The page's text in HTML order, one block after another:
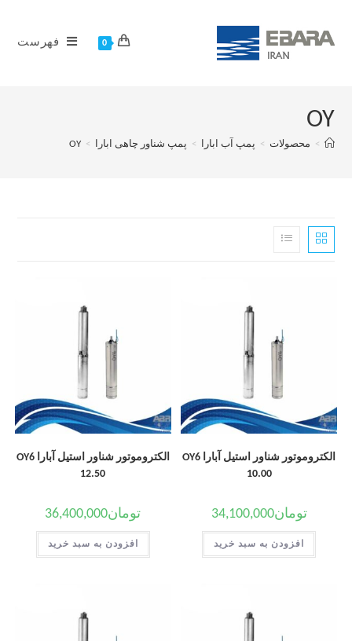
0 فهرست
OY
> محصولات > پمپ آب ابارا > پمپ شناور چاهی ابارا >
OY
الکتروموتور شناور استیل آبارا OY6
10.00
تومان34,100,000
افزودن به سبد خرید
الکتروموتور شناور استیل آبارا OY6
12.50
تومان36,400,000
افزودن به سبد خرید